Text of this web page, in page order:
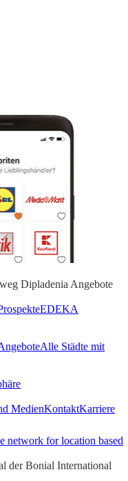
Dipladenia Angebote
EDEKA
Alle Städte mit
MedienKontaktKarriere
network for location based
der Bonial International